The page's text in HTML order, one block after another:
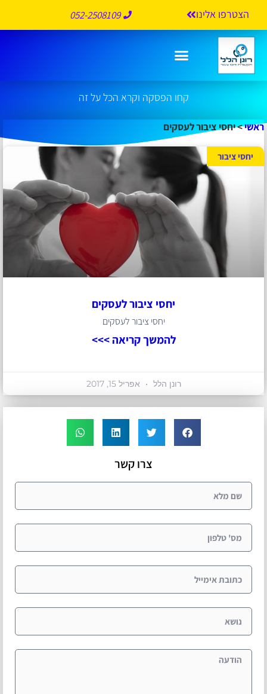
הצטרפו אלינו 052-2508109
קחו הפסקה וקרא הכל על זה
ראשי>יחסי ציבור לעסקים
יחסי ציבור
יחסי ציבור לעסקים
יחסי ציבור לעסקים
להמשך קריאה >>>
רונן הלל אפריל 15, 2017
צרו קשר